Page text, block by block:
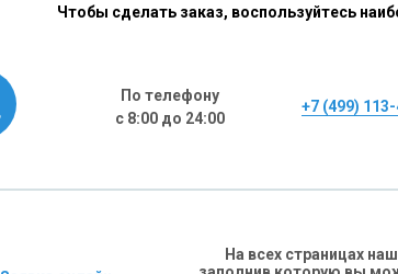
Чтобы сделать заказ, воспользуйтесь
По телефону
с 8:00 до 24:00
+7 (499)
На всех страницах